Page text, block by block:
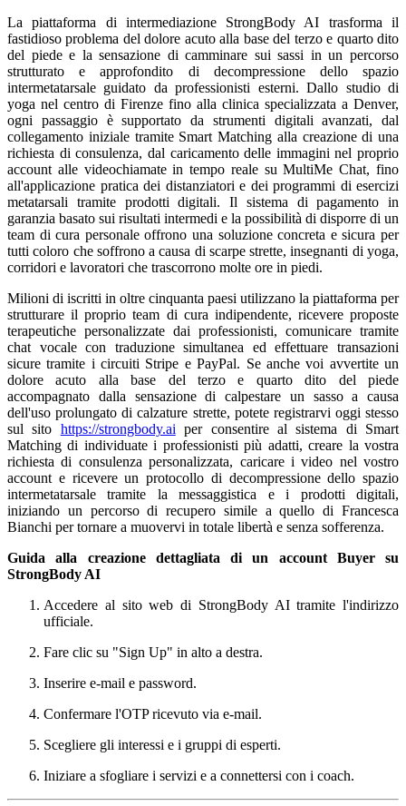
La piattaforma di intermediazione StrongBody AI trasforma il
fastidioso problema del dolore acuto alla base del terzo e quarto dito
del piede e la sensazione di camminare sui sassi in un percorso
strutturato e approfondito di decompressione dello spazio
intermetatarsale guidato da professionisti esterni. Dallo studio di
yoga nel centro di Firenze fino alla clinica specializzata a Denver,
ogni passaggio è supportato da strumenti digitali avanzati, dal
collegamento iniziale tramite Smart Matching alla creazione di una
richiesta di consulenza, dal caricamento delle immagini nel proprio
account alle videochiamate in tempo reale su MultiMe Chat, fino
all'applicazione pratica dei distanziatori e dei programmi di esercizi
metatarsali tramite prodotti digitali. Il sistema di pagamento in
garanzia basato sui risultati intermedi e la possibilità di disporre di un
team di cura personale offrono una soluzione concreta e sicura per
tutti coloro che soffrono a causa di scarpe strette, insegnanti di yoga,
corridori e lavoratori che trascorrono molte ore in piedi.
Milioni di iscritti in oltre cinquanta paesi utilizzano la piattaforma per
strutturare il proprio team di cura indipendente, ricevere proposte
terapeutiche personalizzate dai professionisti, comunicare tramite
chat vocale con traduzione simultanea ed effettuare transazioni
sicure tramite i circuiti Stripe e PayPal. Se anche voi avvertite un
dolore acuto alla base del terzo e quarto dito del piede
accompagnato dalla sensazione di calpestare un sasso a causa
dell'uso prolungato di calzature strette, potete registrarvi oggi stesso
sul sito https://strongbody.ai per consentire al sistema di Smart
Matching di individuate i professionisti più adatti, creare la vostra
richiesta di consulenza personalizzata, caricare i video nel vostro
account e ricevere un protocollo di decompressione dello spazio
intermetatarsale tramite la messaggistica e i prodotti digitali,
iniziando un percorso di recupero simile a quello di Francesca
Bianchi per tornare a muovervi in totale libertà e senza sofferenza.
Guida alla creazione dettagliata di un account Buyer su
StrongBody AI
Accedere al sito web di StrongBody AI tramite l'indirizzo
ufficiale.
Fare clic su "Sign Up" in alto a destra.
Inserire e-mail e password.
Confermare l'OTP ricevuto via e-mail.
Scegliere gli interessi e i gruppi di esperti.
Iniziare a sfogliare i servizi e a connettersi con i coach.